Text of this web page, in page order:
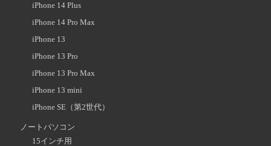
iPhone 14 Plus
iPhone 14 Pro Max
iPhone 13
iPhone 13 Pro
iPhone 13 Pro Max
iPhone 13 mini
iPhone SE（第2世代）
ノートパソコン
15インチ用